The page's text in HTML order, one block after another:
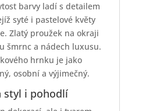
barvy ladí s detailem
syté i pastelové květy
Zlatý proužek na okraji
šmrnc a nádech luxusu.
hrnku je jako
osobní a výjimečný.
styl i pohodlí